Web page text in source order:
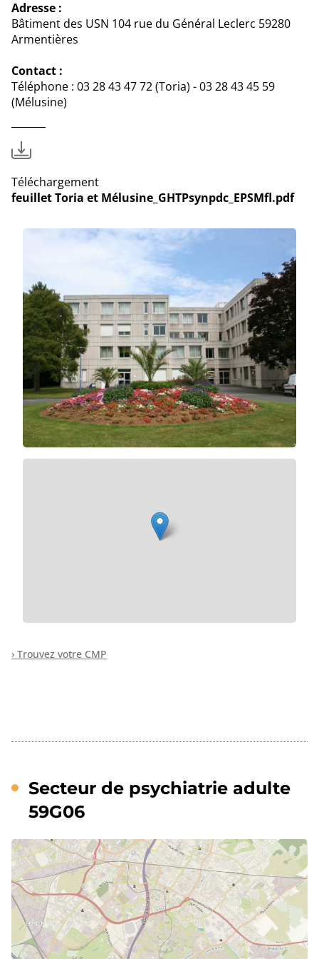
Adresse :
Bâtiment des USN 104 rue du Général Leclerc 59280
Armentières
Contact :
Téléphone : 03 28 43 47 72 (Toria) - 03 28 43 45 59
(Mélusine)
Téléchargement
feuillet Toria et Mélusine_GHTPsynpdc_EPSMfl.pdf
› Trouvez votre CMP
Secteur de psychiatrie adulte
59G06